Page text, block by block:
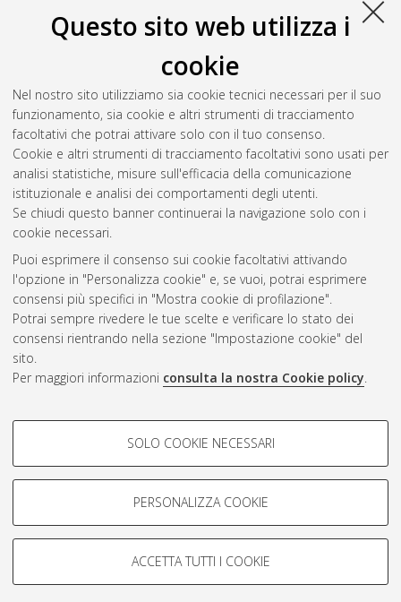
Questo sito web utilizza i
cookie
Nel nostro sito utilizziamo sia cookie tecnici necessari per il suo
funzionamento, sia cookie e altri strumenti di tracciamento
facoltativi che potrai attivare solo con il tuo consenso.
Cookie e altri strumenti di tracciamento facoltativi sono usati per
analisi statistiche, misure sull'efficacia della comunicazione
istituzionale e analisi dei comportamenti degli utenti.
Se chiudi questo banner continuerai la navigazione solo con i
cookie necessari.
Puoi esprimere il consenso sui cookie facoltativi attivando
l'opzione in "Personalizza cookie" e, se vuoi, potrai esprimere
consensi più specifici in "Mostra cookie di profilazione".
Potrai sempre rivedere le tue scelte e verificare lo stato dei
consensi rientrando nella sezione "Impostazione cookie" del
sito.
Per maggiori informazioni consulta la nostra Cookie policy.
COOKIE DI PROFILAZIONE -
Si tratta di cookie utilizzati per analizzare le caratteristiche della
navigazione degli utenti, creare profili in base al loro comportamento
Mostra cookie di profilazione
COOKIE TECNICI - NECESSARI
SOLO COOKIE NECESSARI
PERSONALIZZA COOKIE
ACCETTA TUTTI I COOKIE
Luchetti, Martina (2015)The phenomenological experiences
of Autobiographical Memory: A cross-sectional and a
, [Dissertation thesis], Alma Mater Studiorum
Università di Bologna. Dottorato di ricerca inScienze
psicologiche, 27 Ciclo. DOI 10.6092/unibo/amsdottorato/6887.
Questa lista e' stata generata il Thu Aug 6 20:46:49 2026
Atom
Rss 1.0
Rss 2.0
ISSN: 2038-7946
Impostazioni Cookie
Informativa sulla privacy
Condizioni d’uso del sito